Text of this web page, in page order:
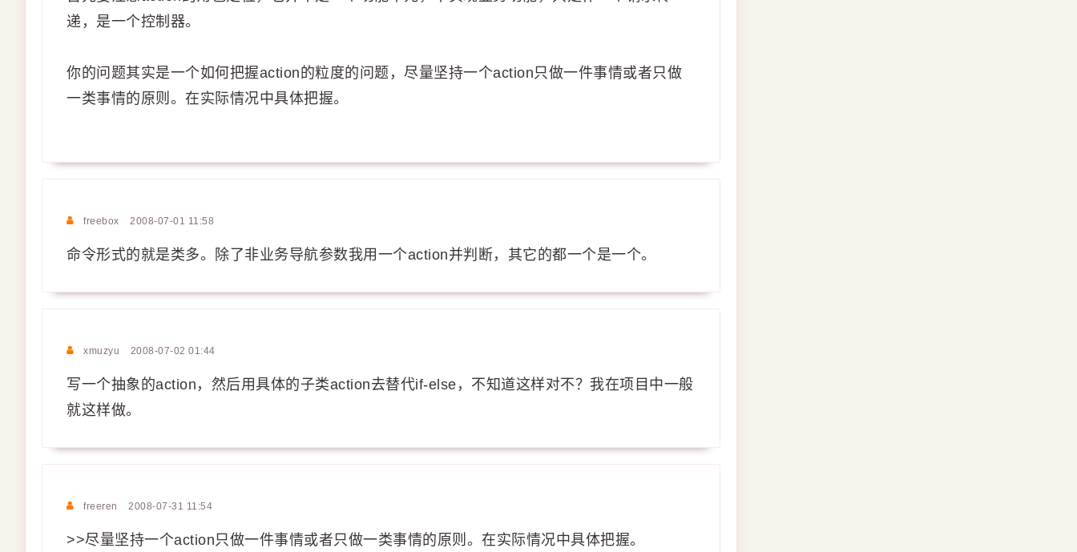
递，是一个控制器。
你的问题其实是一个如何把握action的粒度的问题，尽量坚持一个action只做一件事情或者只做
一类事情的原则。在实际情况中具体把握。
freebox 2008-07-01 11:58
命令形式的就是类多。除了非业务导航参数我用一个action并判断，其它的都一个是一个。
xmuzyu 2008-07-02 01:44
写一个抽象的action，然后用具体的子类action去替代if-else，不知道这样对不？我在项目中一般
就这样做。
freeren 2008-07-31 11:54
>>尽量坚持一个action只做一件事情或者只做一类事情的原则。在实际情况中具体把握。